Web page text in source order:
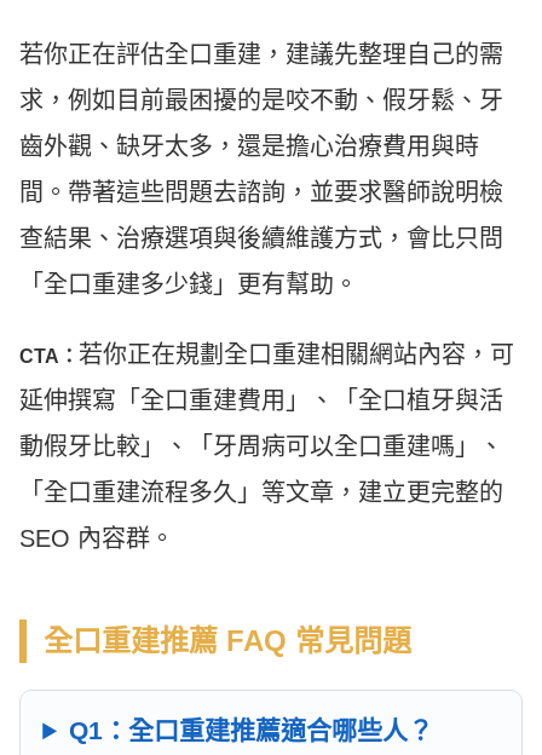
若你正在評估全口重建，建議先整理自己的需
求，例如目前最困擾的是咬不動、假牙鬆、牙
齒外觀、缺牙太多，還是擔心治療費用與時
間。帶著這些問題去諮詢，並要求醫師說明檢
查結果、治療選項與後續維護方式，會比只問
「全口重建多少錢」更有幫助。
CTA： 若你正在規劃全口重建相關網站內容，可
延伸撰寫「全口重建費用」、「全口植牙與活
動假牙比較」、「牙周病可以全口重建嗎」、
「全口重建流程多久」等文章，建立更完整的
SEO 內容群。
全口重建推薦 FAQ 常見問題
Q1：全口重建推薦適合哪些人？